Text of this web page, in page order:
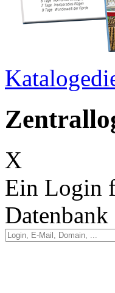
Kataloge
X
Ein Login
Datenbank